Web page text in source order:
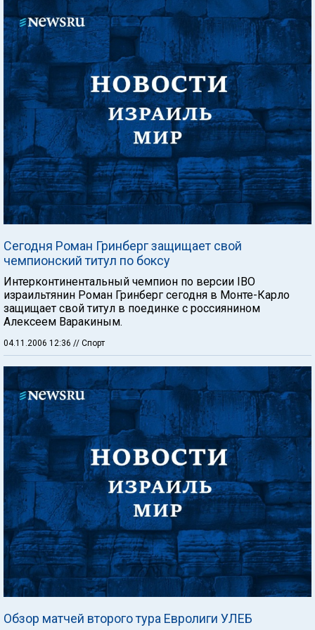
Сегодня Роман Гринберг защищает свой
чемпионский титул по боксу
Интерконтинентальный чемпион по версии IBO
израильтянин Роман Гринберг сегодня в Монте-Карло
защищает свой титул в поединке с россиянином
Алексеем Варакиным.
04.11.2006 12:36 // Спорт
Обзор матчей второго тура Евролиги УЛЕБ